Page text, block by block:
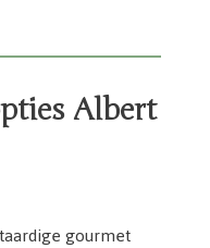
Albert
gourmet